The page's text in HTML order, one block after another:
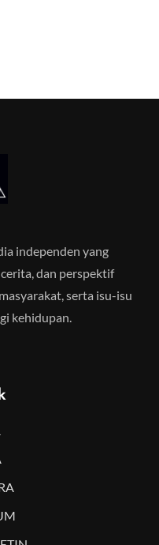
independen yang
dan perspektif
serta isu-isu
kehidupan.